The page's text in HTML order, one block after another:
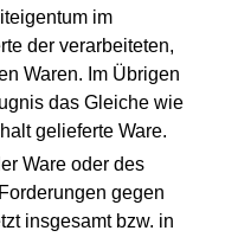
im
der verarbeiteten,
Waren. Im Übrigen
das Gleiche wie
gelieferte Ware.
Ware oder des
gegen
insgesamt bzw. in